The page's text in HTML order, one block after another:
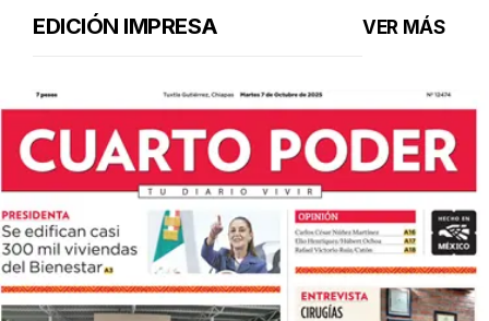
EDICIÓN IMPRESA VER MÁS